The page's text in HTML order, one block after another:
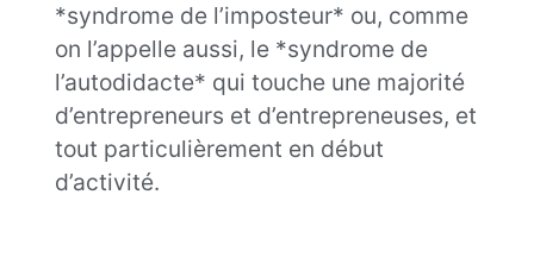
*syndrome de l’imposteur* ou, comme
on l’appelle aussi, le *syndrome de
l’autodidacte* qui touche une majorité
d’entrepreneurs et d’entrepreneuses, et
tout particulièrement en début
d’activité.